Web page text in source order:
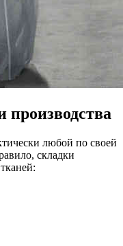
производства
любой по своей
складки